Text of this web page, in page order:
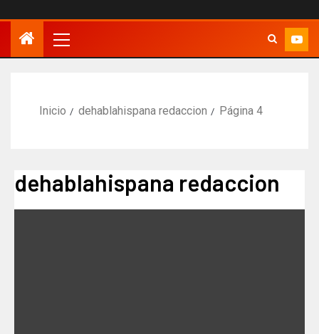
Inicio dehablahispana redaccion Página 4
dehablahispana redaccion